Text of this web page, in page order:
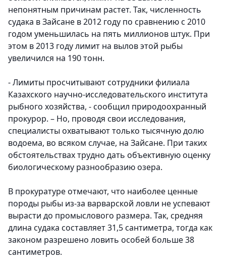
непонятным причинам растет. Так, численность
судака в Зайсане в 2012 году по сравнению с 2010
годом уменьшилась на пять миллионов штук. При
этом в 2013 году лимит на вылов этой рыбы
увеличился на 190 тонн.
- Лимиты просчитывают сотрудники филиала
Казахского научно-исследовательского института
рыбного хозяйства, - сообщил природоохранный
прокурор. – Но, проводя свои исследования,
специалисты охватывают только тысячную долю
водоема, во всяком случае, на Зайсане. При таких
обстоятельствах трудно дать объективную оценку
биологическому разнообразию озера.
В прокуратуре отмечают, что наиболее ценные
породы рыбы из-за варварской ловли не успевают
вырасти до промыслового размера. Так, средняя
длина судака составляет 31,5 сантиметра, тогда как
законом разрешено ловить особей больше 38
сантиметров.